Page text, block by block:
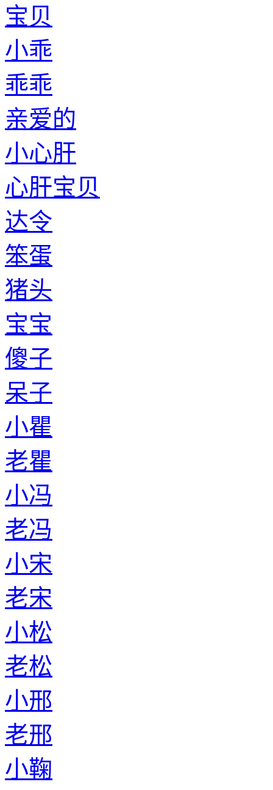
呆子
小瞿
老瞿
小冯
老冯
小宋
老宋
小松
老松
小邢
老邢
小鞠
老鞠
小梁
老梁
小籍
老籍
小涂
老涂
小狄
老狄
小吕
老吕